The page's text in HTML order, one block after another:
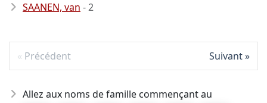
SAANEN, van - 2
Précédent Suivant
Allez aux noms de famille commençant au